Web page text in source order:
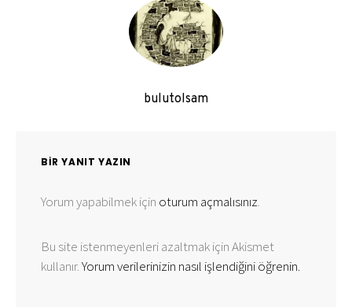
bulutolsam
BIR YANIT YAZIN
Yorum yapabilmek için oturum açmalısınız.
Bu site istenmeyenleri azaltmak için Akismet
kullanır.Yorum verilerinizin nasıl işlendiğini öğrenin.